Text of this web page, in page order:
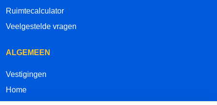
Ruimtecalculator
Veelgestelde vragen
ALGEMEEN
Vestigingen
Home